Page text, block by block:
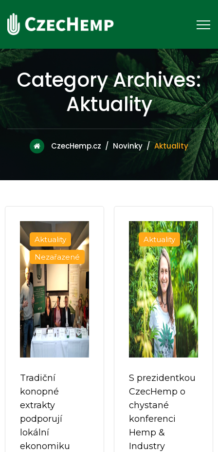
Category Archives:
Aktuality
CzecHemp.cz / Novinky /Aktuality
Aktuality
Nezařazené
Tradiční
konopné
extrakty
podporují
lokální
ekonomiku
Aktuality
S prezidentkou
CzecHemp o
chystané
konferenci
Hemp &
Industry